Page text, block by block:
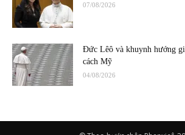
07/08/2026
Đức Lêô và khuynh hướng
cách Mỹ
04/08/2026